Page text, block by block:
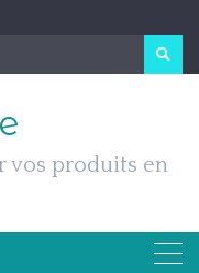
vos produits en